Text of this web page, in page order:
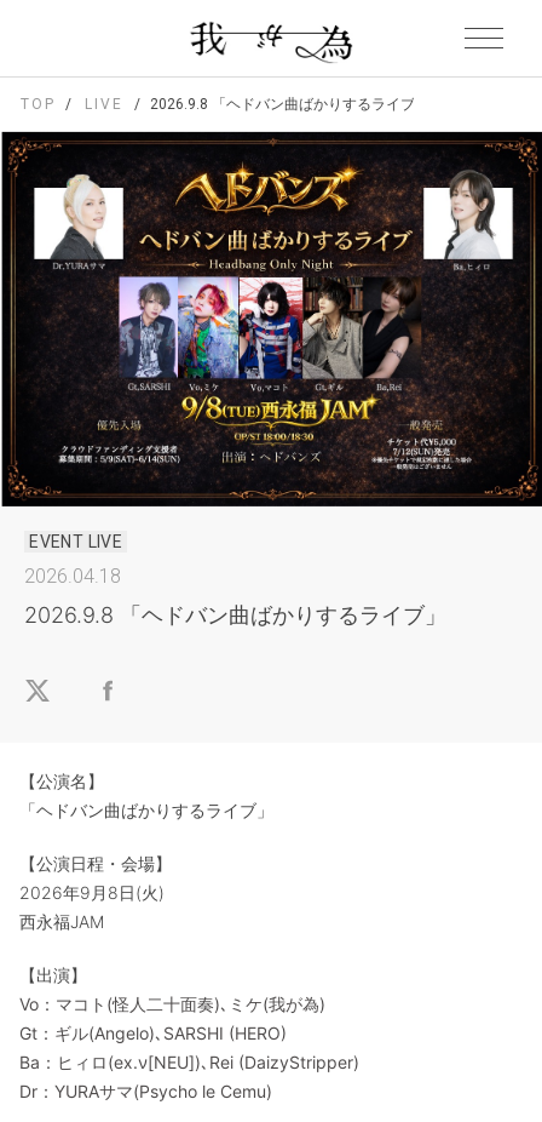
TOP LIVE 2026.9.8 「ヘドバン曲ばかりするライブ」
EVENT LIVE
2026.04.18
2026.9.8 「ヘドバン曲ばかりするライブ」
【公演名】
「ヘドバン曲ばかりするライブ」
【公演日程・会場】
2026年9月8日(火)
西永福JAM
【出演】
Vo：マコト(怪人二十面奏)､ミケ(我が為)
Gt：ギル(Angelo)､SARSHI (HERO)
Ba：ヒィロ(ex.ν[NEU])､Rei (DaizyStripper)
Dr：YURAサマ(Psycho le Cemu)